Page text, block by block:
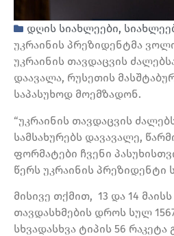
დღის სიახლეები,
უკრაინის პრეზიდენტმა
უკრაინის თავდაცვის
დაავალა, რუსეთის
საპასუხოდ მოემზადონ.
“უკრაინის თავდაცვის
სამსახურებს დავავალე,
ფორმატები ჩვენი
წერს უკრაინის პრეზიდენტი
მისივე თქმით, 13 და 14
თავდასხმების დროს სულ
სხვადასხვა ტიპის 56 რაკეტა